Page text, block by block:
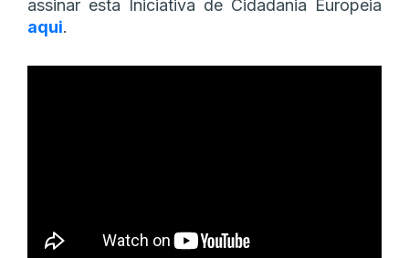
assinar esta Iniciativa de Cidadania Europeia
aqui.